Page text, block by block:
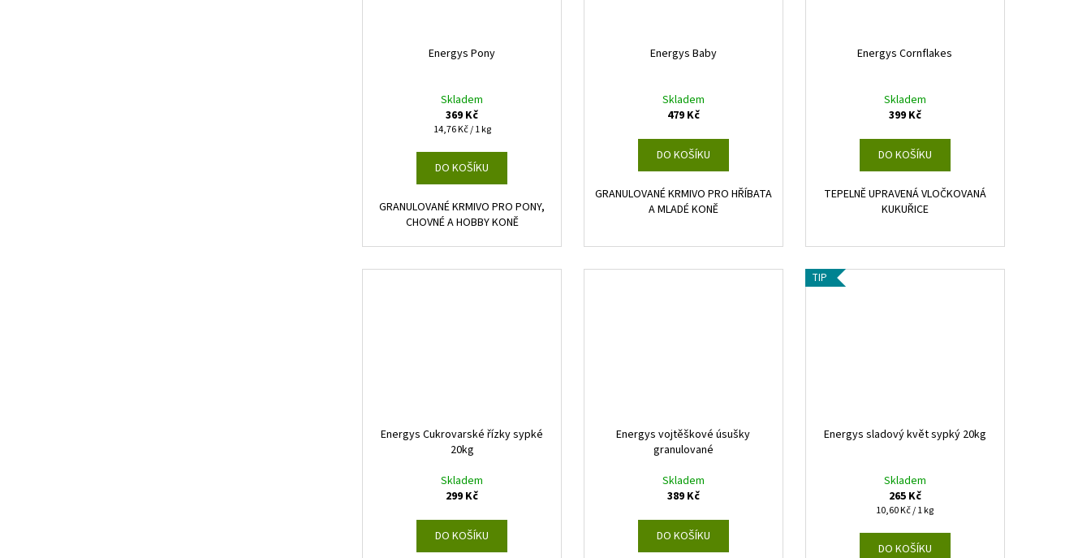
Energys Pony
Skladem
369 Kč
Měrná
14,76 Kč / 1 kg
DO KOŠÍKU
GRANULOVANÉ KRMIVO PRO PONY,
CHOVNÉ A HOBBY KONĚ
Energys Baby
Skladem
479 Kč
DO KOŠÍKU
GRANULOVANÉ KRMIVO PRO HŘÍBATA
A MLADÉ KONĚ
Energys Cornflakes
Skladem
399 Kč
DO KOŠÍKU
TEPELNĚ UPRAVENÁ VLOČKOVANÁ
KUKUŘICE
Energys Cukrovarské řízky sypké
20kg
Skladem
299 Kč
DO KOŠÍKU
Energys vojtěškové úsušky
granulované
Skladem
389 Kč
DO KOŠÍKU
TIP
Energys sladový květ sypký 20kg
Skladem
265 Kč
Měrná
10,60 Kč / 1 kg
DO KOŠÍKU